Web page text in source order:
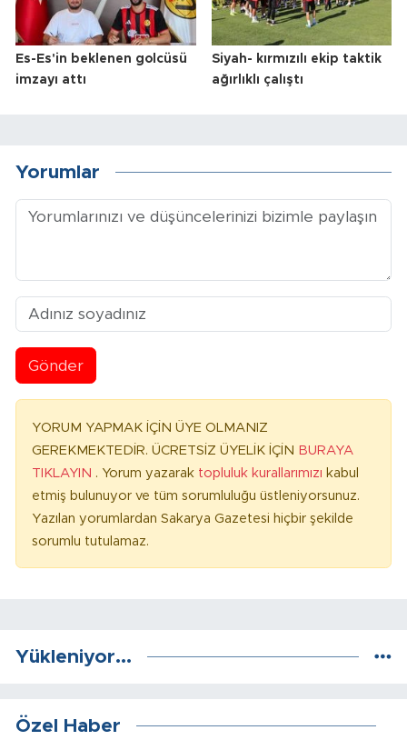
Es-Es'in beklenen golcüsü
imzayı attı
Siyah- kırmızılı ekip taktik
ağırlıklı çalıştı
Yorumlar
Gönder
YORUM YAPMAK İÇİN ÜYE OLMANIZ
GEREKMEKTEDİR. ÜCRETSİZ ÜYELİK İÇİN BURAYA
TIKLAYIN . Yorum yazarak topluluk kurallarımızı kabul
etmiş bulunuyor ve tüm sorumluluğu üstleniyorsunuz.
Yazılan yorumlardan Sakarya Gazetesi hiçbir şekilde
sorumlu tutulamaz.
Yükleniyor...
Özel Haber